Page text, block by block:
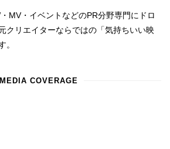
MV・イベントなどのPR分野専門にドロ
クリエイターならではの「気持ちいい映
。
MEDIA COVERAGE